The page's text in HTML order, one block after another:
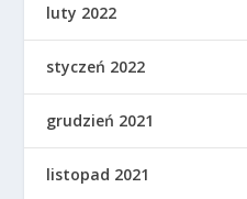
luty 2022
styczeń 2022
grudzień 2021
listopad 2021